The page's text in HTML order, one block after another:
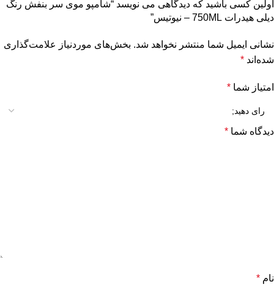
اولین کسی باشید که دیدگاهی می نویسد “شامپو موی سر بنفش رنگ
دیلی هیدرات 750ML – نیوتیس”
نشانی ایمیل شما منتشر نخواهد شد. بخش‌های موردنیاز علامت‌گذاری
شده‌اند *
امتیاز شما *
دیدگاه شما *
نام *